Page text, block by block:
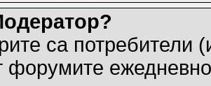
са потребители
форумите